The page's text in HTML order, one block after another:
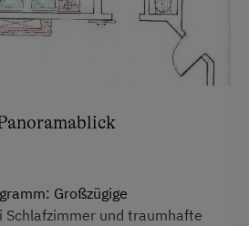
Backfunktion
Großzügige
Schlafzimmer und traumhafte